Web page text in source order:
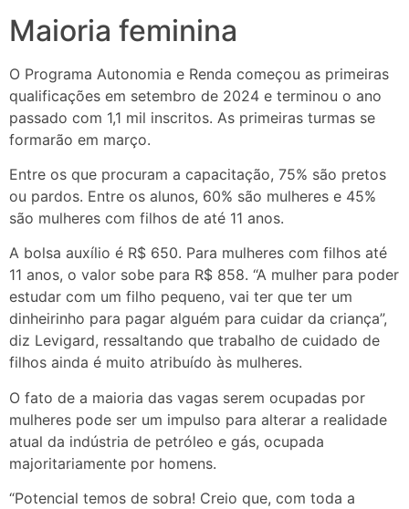
Maioria feminina
O Programa Autonomia e Renda começou as primeiras
qualificações em setembro de 2024 e terminou o ano
passado com 1,1 mil inscritos. As primeiras turmas se
formarão em março.
Entre os que procuram a capacitação, 75% são pretos
ou pardos. Entre os alunos, 60% são mulheres e 45%
são mulheres com filhos de até 11 anos.
A bolsa auxílio é R$ 650. Para mulheres com filhos até
11 anos, o valor sobe para R$ 858. “A mulher para poder
estudar com um filho pequeno, vai ter que ter um
dinheirinho para pagar alguém para cuidar da criança”,
diz Levigard, ressaltando que trabalho de cuidado de
filhos ainda é muito atribuído às mulheres.
O fato de a maioria das vagas serem ocupadas por
mulheres pode ser um impulso para alterar a realidade
atual da indústria de petróleo e gás, ocupada
majoritariamente por homens.
“Potencial temos de sobra! Creio que, com toda a